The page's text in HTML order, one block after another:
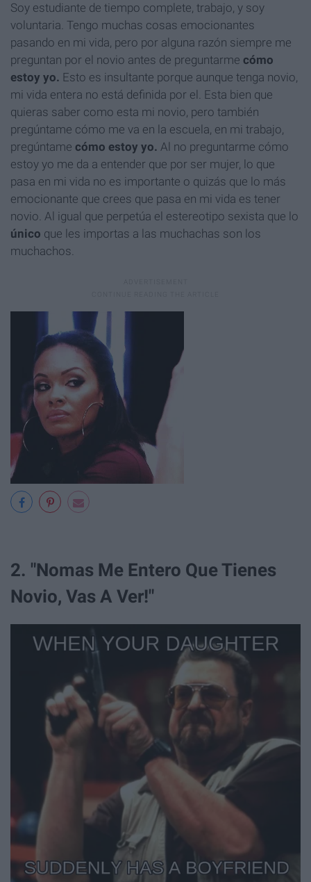
Soy estudiante de tiempo complete, trabajo, y soy
voluntaria. Tengo muchas cosas emocionantes
pasando en mi vida, pero por alguna razón siempre me
preguntan por el novio antes de preguntarme cómo
estoy yo. Esto es insultante porque aunque tenga novio,
mi vida entera no está definida por el. Esta bien que
quieras saber como esta mi novio, pero también
pregúntame cómo me va en la escuela, en mi trabajo,
pregúntame cómo estoy yo. Al no preguntarme cómo
estoy yo me da a entender que por ser mujer, lo que
pasa en mi vida no es importante o quizás que lo más
emocionante que crees que pasa en mi vida es tener
novio. Al igual que perpetúa el estereotipo sexista que lo
único que les importas a las muchachas son los
muchachos.
2. "Nomas Me Entero Que Tienes
Novio, Vas A Ver!"